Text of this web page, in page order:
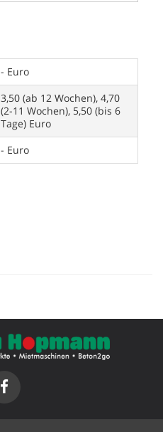
- Euro
3,50 (ab 12 Wochen), 4,70
(2-11 Wochen), 5,50 (bis 6
Tage) Euro
- Euro